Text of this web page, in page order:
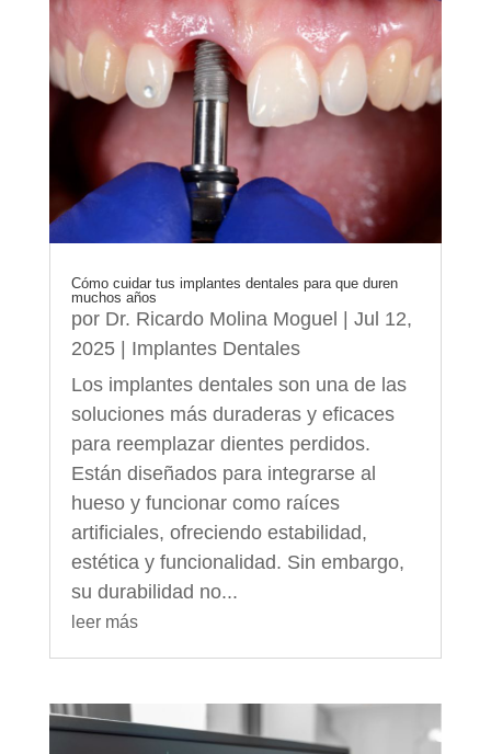
Cómo cuidar tus implantes dentales para que duren
muchos años
por Dr. Ricardo Molina Moguel
Jul 12,
2025| Implantes Dentales
Los implantes dentales son una de las
soluciones más duraderas y eficaces
para reemplazar dientes perdidos.
Están diseñados para integrarse al
hueso y funcionar como raíces
artificiales, ofreciendo estabilidad,
estética y funcionalidad. Sin embargo,
su durabilidad no...
leer más